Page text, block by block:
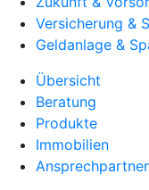
Versicherung &
Geldanlage &
Übersicht
Beratung
Produkte
Immobilien